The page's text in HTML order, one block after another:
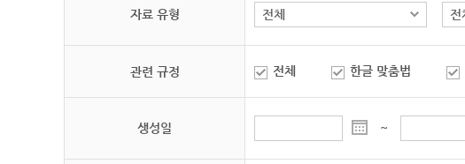
자료 유형
관련 규정 전체 한글 맞춤법
생성일 ~